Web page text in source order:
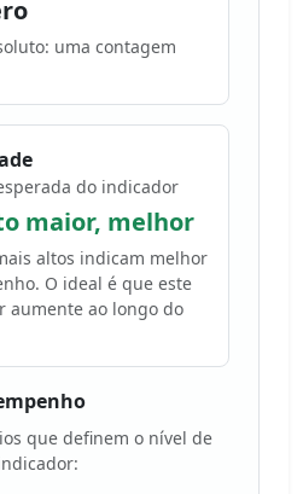
uma contagem
do indicador
maior, melhor
altos indicam melhor
O ideal é que este
aumente ao longo do
que definem o nível de